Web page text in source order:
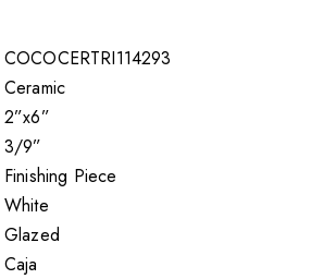
COCOCERTRI114293
Ceramic
2”x6”
3/9”
Finishing Piece
White
Glazed
Caja